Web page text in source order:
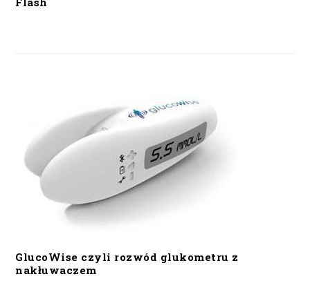
GlucoWise czyli rozwód glukometru z
nakłuwaczem